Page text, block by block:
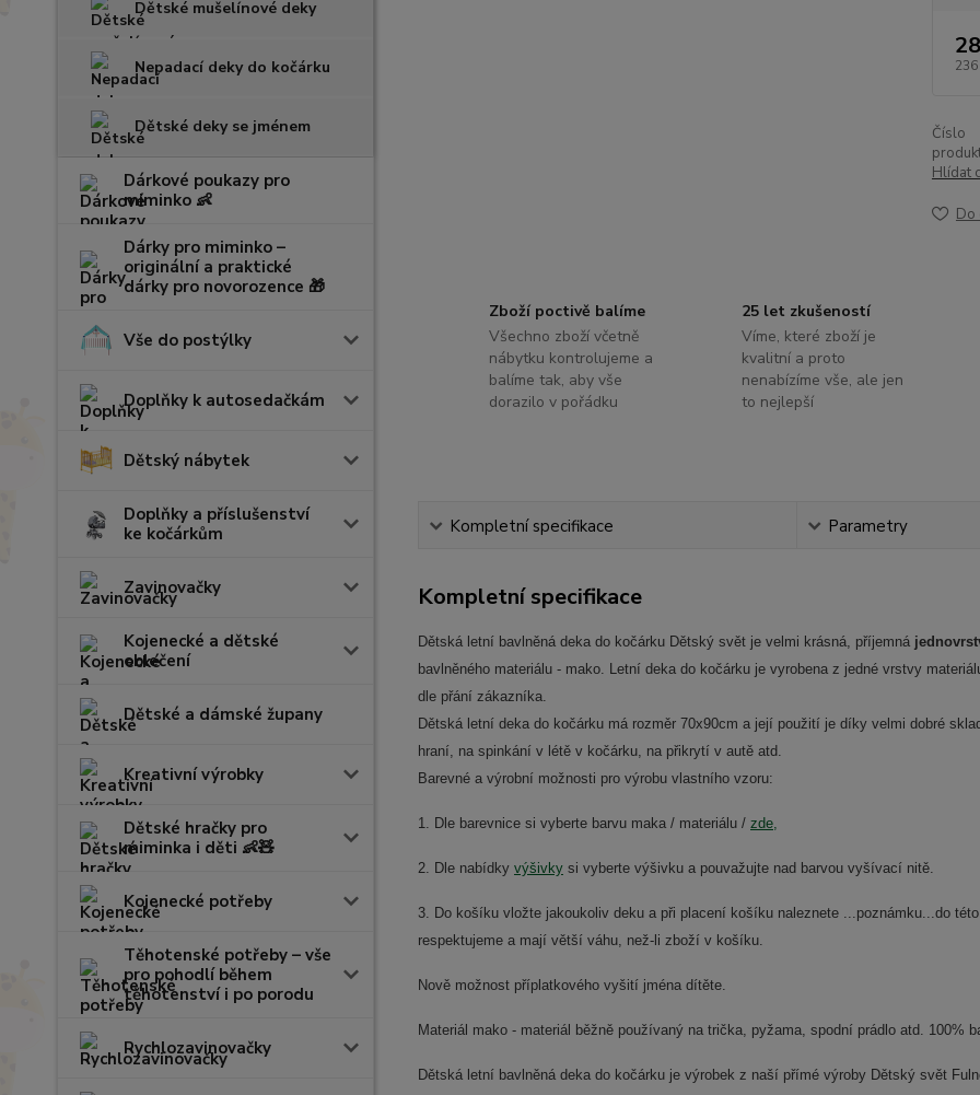
Dětské mušelínové deky
Nepadací deky do kočárku
Dětské deky se jménem
Dárkové poukazy pro
miminko 👶
Dárky pro miminko –
originální a praktické
dárky pro novorozence 🎁
Vše do postýlky
Doplňky k autosedačkám
Dětský nábytek
Doplňky a příslušenství
ke kočárkům
Zavinovačky
Kojenecké a dětské
oblečení
Dětské a dámské župany
Kreativní výrobky
Dětské hračky pro
miminka i děti 👶🧸
Kojenecké potřeby
Těhotenské potřeby – vše
pro pohodlí během
těhotenství i po porodu
Rychlozavinovačky
236
Číslo
Hlídat
Do
Zboží poctivě balíme
Všechno zboží včetně
nábytku kontrolujeme a
balíme tak, aby vše
dorazilo v pořádku
25 let zkušeností
Víme, které zboží je
kvalitní a proto
nenabízíme vše, ale jen
to nejlepší
Kompletní specifikace Parametry
Kompletní specifikace
Dětská letní bavlněná deka do kočárku Dětský svět je velmi krásná, příjemná
bavlněného materiálu - mako. Letní deka do kočárku je vyrobena z jedné vrstvy
dle přání zákazníka.
Dětská letní deka do kočárku má rozměr 70x90cm a její použití je díky velmi dobré
hraní, na spinkání v létě v kočárku, na přikrytí v autě atd.
Barevné a výrobní možnosti pro výrobu vlastního vzoru:
1. Dle barevnice si vyberte barvu maka / materiálu / zde,
2. Dle nabídky výšivkysi vyberte výšivku a pouvažujte nad barvou vyšívací nitě.
3. Do košíku vložte jakoukoliv deku a při placení košíku naleznete ...poznámku...do
respektujeme a mají větší váhu, než-li zboží v košíku.
Nově možnost příplatkového vyšití jména dítěte.
Materiál mako - materiál běžně používaný na trička, pyžama, spodní prádlo atd. 100%
Dětská letní bavlněná deka do kočárku je výrobek z naší přímé výroby Dětský svět